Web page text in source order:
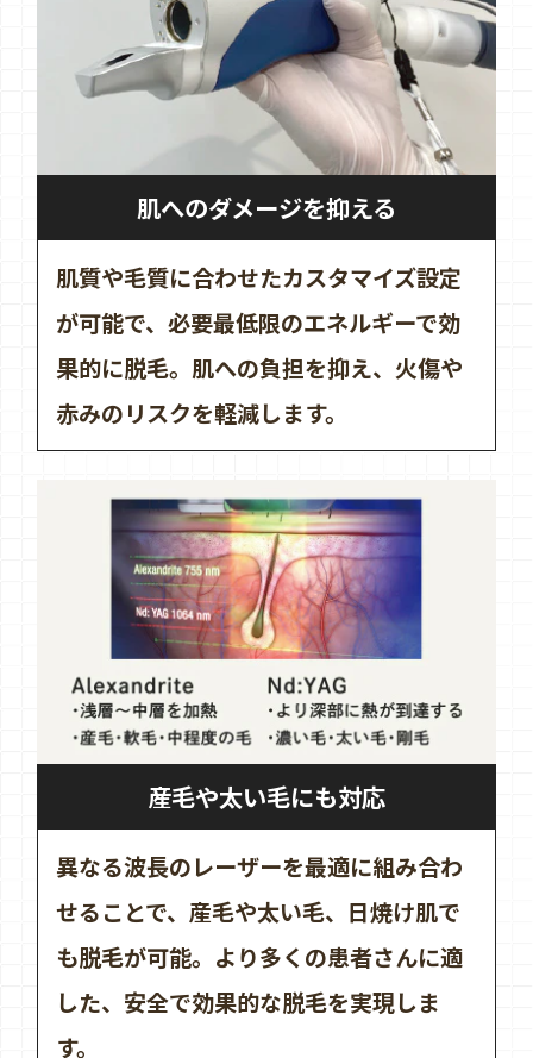
肌へのダメージを抑える
肌質や毛質に合わせたカスタマイズ設定
が可能で、必要最低限のエネルギーで効
果的に脱毛。肌への負担を抑え、火傷や
赤みのリスクを軽減します。
産毛や太い毛にも対応
異なる波長のレーザーを最適に組み合わ
せることで、産毛や太い毛、日焼け肌で
も脱毛が可能。より多くの患者さんに適
した、安全で効果的な脱毛を実現しま
す。